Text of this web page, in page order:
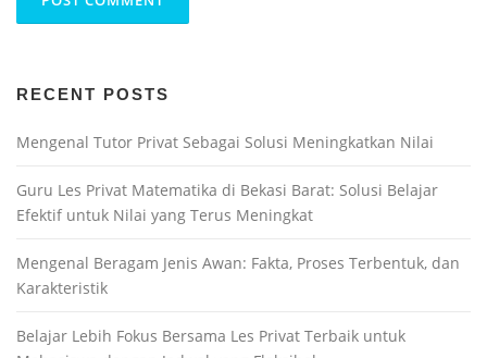
RECENT POSTS
Mengenal Tutor Privat Sebagai Solusi Meningkatkan Nilai
Guru Les Privat Matematika di Bekasi Barat: Solusi Belajar
Efektif untuk Nilai yang Terus Meningkat
Mengenal Beragam Jenis Awan: Fakta, Proses Terbentuk, dan
Karakteristik
Belajar Lebih Fokus Bersama Les Privat Terbaik untuk